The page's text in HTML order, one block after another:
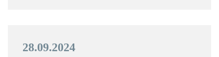
28.09.2024